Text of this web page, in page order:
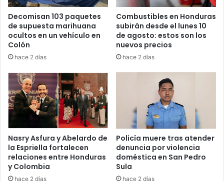
depresión tropical del Pacífico
Oriental. Ubicada a más de 2,300
km de tierra firme, *no…
pic.twitter.com/knrSOfhLpB
— Secretaría de Gestión de Riesgos y
Contingencias (@copecogob)
June 3, 2026
Otra zona bajo vigilancia en
el Pacífico
Además de la depresión tropical ya formada, las
Decomisan 103 paquetes
de supuesta marihuana
ocultos en un vehículo en
Colón
hace 2 días
Combustibles en Honduras
subirán desde el lunes 10
de agosto: estos son los
nuevos precios
hace 2 días
Nasry Asfura y Abelardo de
la Espriella fortalecen
relaciones entre Honduras
y Colombia
hace 2 días
Policía muere tras atender
denuncia por violencia
doméstica en San Pedro
Sula
hace 2 días